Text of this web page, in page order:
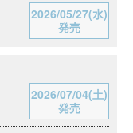
2026/05/27(水)
発売
2026/07/04(土)
発売